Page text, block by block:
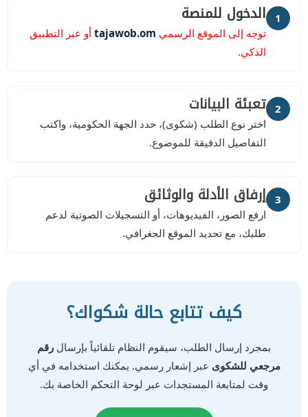
1 الدخول للمنصة
توجه إلى الموقع الرسمي tajawob.om أو عبر التطبيق
الذكي.
2 تعبئة البيانات
اختر نوع الطلب (شكوى)، حدد الجهة الحكومية، واكتب
التفاصيل الدقيقة للموضوع.
3 إرفاق الأدلة والوثائق
ارفع الصور، الفيديوهات، أو التسجيلات الصوتية لدعم
طلبك، مع تحديد الموقع الجغرافي.
كيف تتابع حالة شكواك؟
بمجرد إرسال الطلب، سيقوم النظام تلقائياً بإرسال رقم
مرجعي للشكوى عبر إشعار رسمي. يمكنك استخدامه في أي
وقت لمتابعة المستجدات عبر لوحة التحكم الخاصة بك.